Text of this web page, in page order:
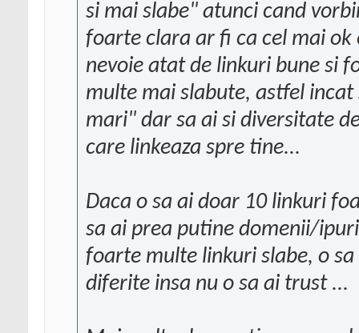
si mai slabe" atunci cand
foarte clara ar fi ca cel mai ok
nevoie atat de linkuri bune si
multe mai slabute, astfel
mari" dar sa ai si diversitate
care linkeaza spre tine...
Daca o sa ai doar 10 linkuri
sa ai prea putine domenii/
foarte multe linkuri slabe, o
diferite insa nu o sa ai trust ...